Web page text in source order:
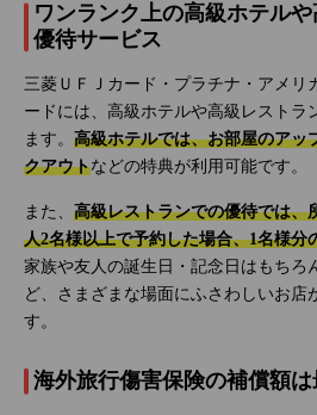
ワンランク上の高級ホテル
優待サービス
三菱ＵＦＪカード・プラチナ・アメリ
ードには、高級ホテルや高級レストラ
ます。 高級ホテルでは、お部屋のアッ
クアウトなどの特典が利用可能です。
また、 高級レストランでの優待では、
人2名様以上で予約した場合、1名様分
家族や友人の誕生日・記念日はもちろ
ど、さまざまな場面にふさわしいお店
す。
海外旅行傷害保険の補償額は